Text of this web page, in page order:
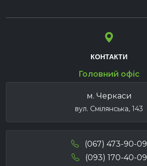
КОНТАКТИ
Головний офіс
м. Черкаси
вул. Смілянська, 143
(067) 473-90-09
(093) 170-40-09